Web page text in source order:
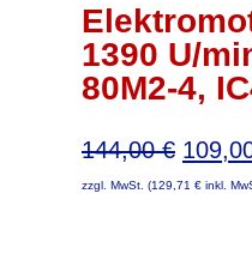
1390 U/
80M2-4,
144,00€
Preis
zzgl. MwSt. (129,71 € inkl.